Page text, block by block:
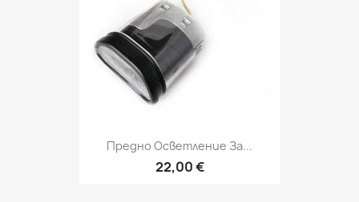
Предно Осветление За...
22,00 €